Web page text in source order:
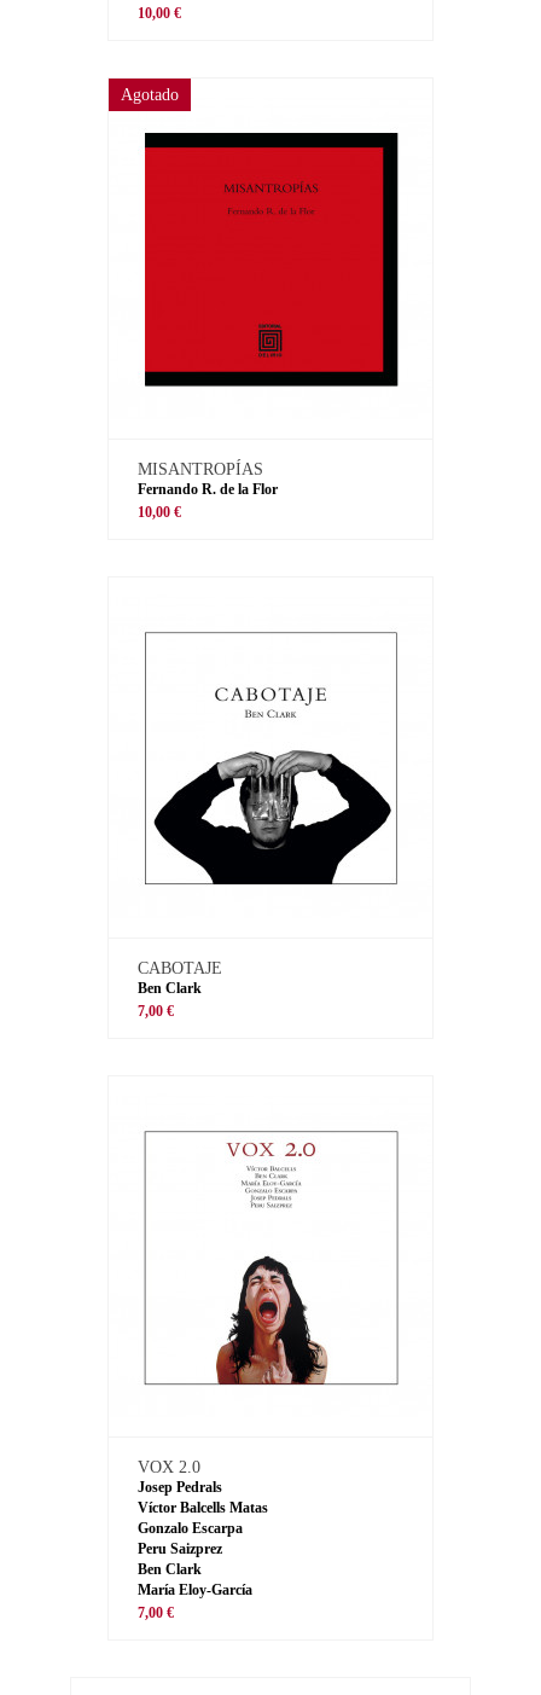
10,00 €
Agotado
MISANTROPÍAS
Fernando R. de la Flor
10,00 €
CABOTAJE
Ben Clark
7,00 €
VOX 2.0
Josep Pedrals
Víctor Balcells Matas
Gonzalo Escarpa
Peru Saizprez
Ben Clark
María Eloy-García
7,00 €